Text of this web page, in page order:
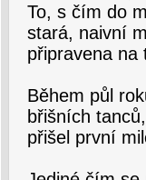
To, s čím do
stará, naivní
připravena na
Během půl
břišních
přišel první